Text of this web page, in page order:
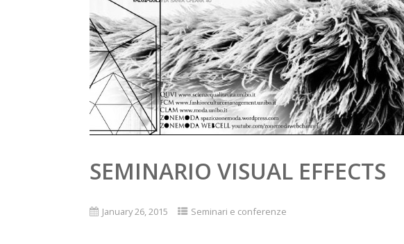
SEMINARIO VISUAL EFFECTS
January 26, 2015 Seminari e conferenze